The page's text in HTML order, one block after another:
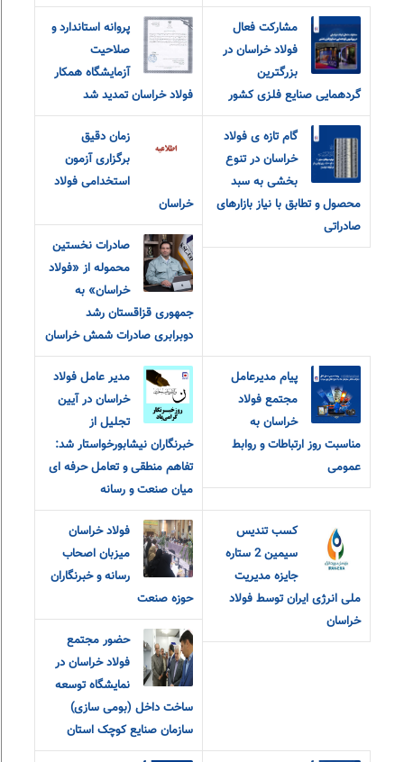
مشارکت فعال
فولاد خراسان در
بزرگترین
گردهمایی صنایع فلزی کشور
پروانه استاندارد و
صلاحیت
آزمایشگاه همکار
فولاد خراسان تمدید شد
گام تازه ی فولاد
خراسان در تنوع
بخشی به سبد
محصول و تطابق با نیاز بازارهای
صادراتی
زمان دقیق
برگزاری آزمون
استخدامی فولاد
خراسان
صادرات نخستین
محموله از «فولاد
خراسان» به
جمهوری قزاقستان رشد
دوبرابری صادرات شمش خراسان
پیام مدیرعامل
مجتمع فولاد
خراسان به
مناسبت روز ارتباطات و روابط
عمومی
مدیر عامل فولاد
خراسان در آیین
تجلیل از
خبرنگاران نیشابورخواستار شد:
تفاهم منطقی و تعامل حرفه ای
میان صنعت و رسانه
کسب تندیس
سیمین 2 ستاره
جایزه مدیریت
ملی انرژی ایران توسط فولاد
خراسان
فولاد خراسان
میزبان اصحاب
رسانه و خبرنگاران
حوزه صنعت
حضور مجتمع
فولاد خراسان در
نمایشگاه توسعه
ساخت داخل (بومی سازی)
سازمان صنایع کوچک استان